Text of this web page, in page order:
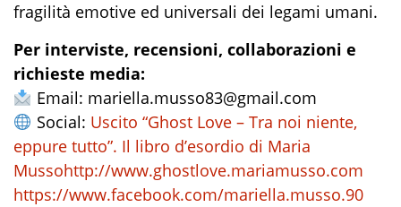
fragilità emotive ed universali dei legami umani.
Per interviste, recensioni, collaborazioni e
richieste media:
Email: mariella.musso83@gmail.com
Social: Uscito “Ghost Love – Tra noi niente,
eppure tutto”. Il libro d’esordio di Maria
Mussohttp://www.ghostlove.mariamusso.com
https://www.facebook.com/mariella.musso.90